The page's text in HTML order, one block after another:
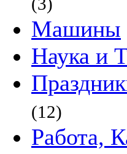
Машины
Наука и
(12)
Работа,